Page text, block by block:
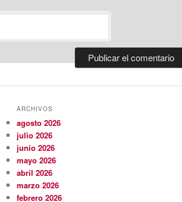
ARCHIVOS
agosto 2026
julio 2026
junio 2026
mayo 2026
abril 2026
marzo 2026
febrero 2026